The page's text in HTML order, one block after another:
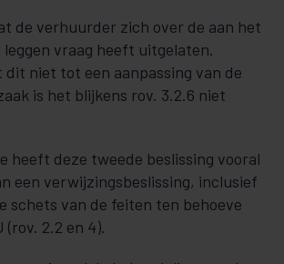
de verhuurder zich over de aan het
leggen vraag heeft uitgelaten.
dit niet tot een aanpassing van de
is het blijkens rov. 3.2.6 niet
heeft deze tweede beslissing vooral
een verwijzingsbeslissing, inclusief
schets van de feiten ten behoeve
2.2 en 4).